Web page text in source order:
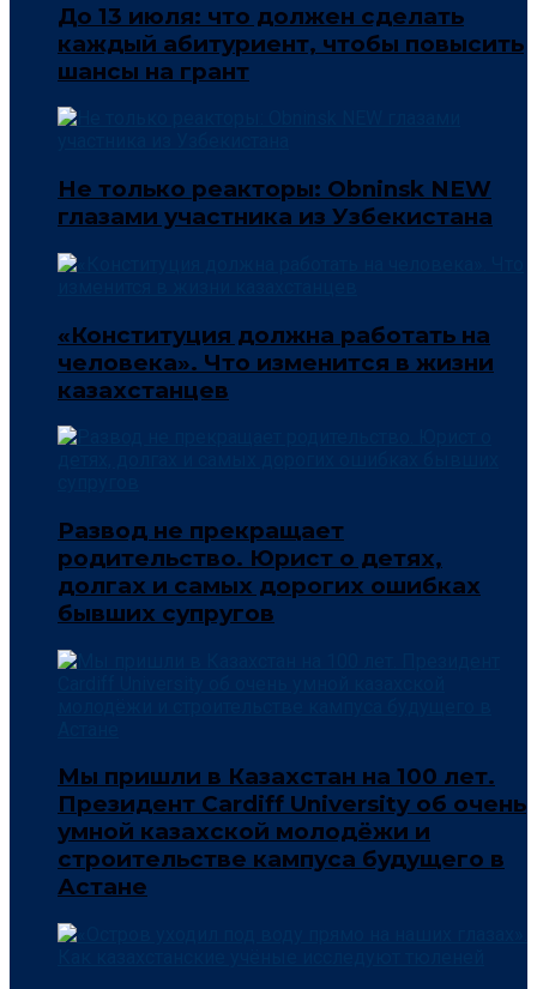
До 13 июля: что должен сделать
каждый абитуриент, чтобы повысить
шансы на грант
Не только реакторы: Obninsk NEW
глазами участника из Узбекистана
«Конституция должна работать на
человека». Что изменится в жизни
казахстанцев
Развод не прекращает
родительство. Юрист о детях,
долгах и самых дорогих ошибках
бывших супругов
Мы пришли в Казахстан на 100 лет.
Президент Cardiff University об очень
умной казахской молодёжи и
строительстве кампуса будущего в
Астане